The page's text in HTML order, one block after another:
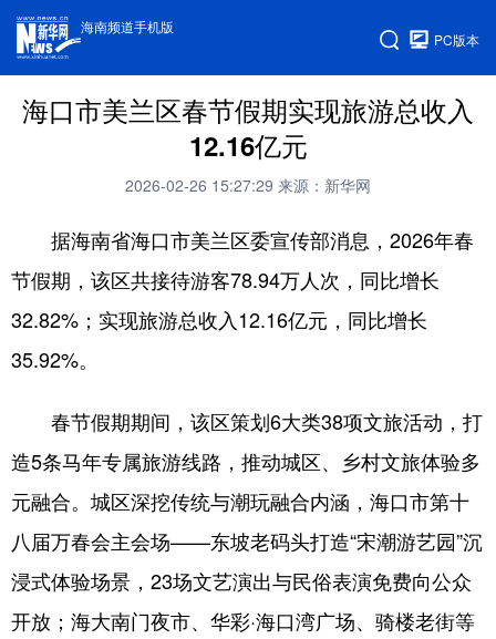
海南频道手机版
PC版本
海口市美兰区春节假期实现旅游总收入
12.16亿元
2026-02-26 15:27:29 来源：新华网
据海南省海口市美兰区委宣传部消息，2026年春
节假期，该区共接待游客78.94万人次，同比增长
32.82%；实现旅游总收入12.16亿元，同比增长
35.92%。
春节假期期间，该区策划6大类38项文旅活动，打
造5条马年专属旅游线路，推动城区、乡村文旅体验多
元融合。城区深挖传统与潮玩融合内涵，海口市第十
八届万春会主会场——东坡老码头打造“宋潮游艺园”沉
浸式体验场景，23场文艺演出与民俗表演免费向公众
开放；海大南门夜市、华彩·海口湾广场、骑楼老街等